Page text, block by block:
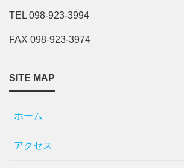
TEL 098-923-3994
FAX 098-923-3974
SITE MAP
ホーム
アクセス